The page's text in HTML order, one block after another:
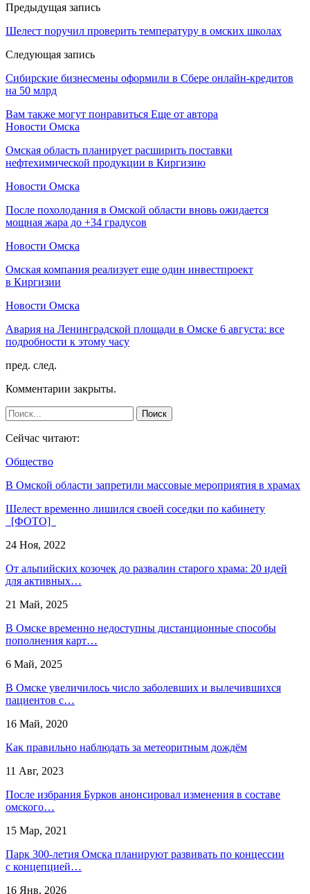
Предыдущая запись
Шелест поручил проверить температуру в омских школах
Следующая запись
Сибирские бизнесмены оформили в Сбере онлайн-кредитов
на 50 млрд
Вам также могут понравиться Еще от автора
Новости Омска
Омская область планирует расширить поставки
нефтехимической продукции в Киргизию
Новости Омска
После похолодания в Омской области вновь ожидается
мощная жара до +34 градусов
Новости Омска
Омская компания реализует еще один инвестпроект
в Киргизии
Новости Омска
Авария на Ленинградской площади в Омске 6 августа: все
подробности к этому часу
пред. след.
Комментарии закрыты.
Сейчас читают:
Общество
В Омской области запретили массовые мероприятия в храмах
Шелест временно лишился своей соседки по кабинету
[ФОТО]
24 Ноя, 2022
От альпийских козочек до развалин старого храма: 20 идей
для активных…
21 Май, 2025
В Омске временно недоступны дистанционные способы
пополнения карт…
6 Май, 2025
В Омске увеличилось число заболевших и вылечившихся
пациентов с…
16 Май, 2020
Как правильно наблюдать за метеоритным дождём
11 Авг, 2023
После избрания Бурков анонсировал изменения в составе
омского…
15 Мар, 2021
Парк 300-летия Омска планируют развивать по концессии
с концепцией…
16 Янв, 2026